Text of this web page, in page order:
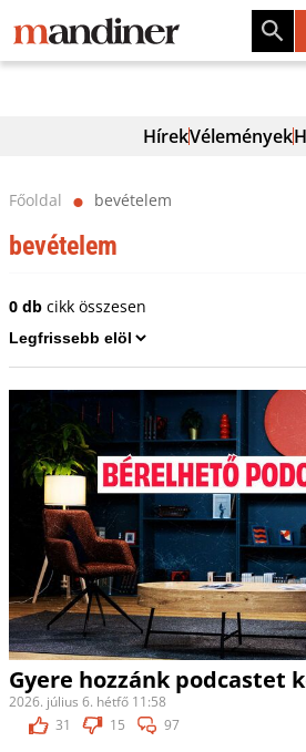
HírekVélemények
Főoldal ⬤ bevételem
bevételem
0 dbcikk összesen
Gyere hozzánk podcastet
2026. július 6. hétfő 11:58
31
15 97